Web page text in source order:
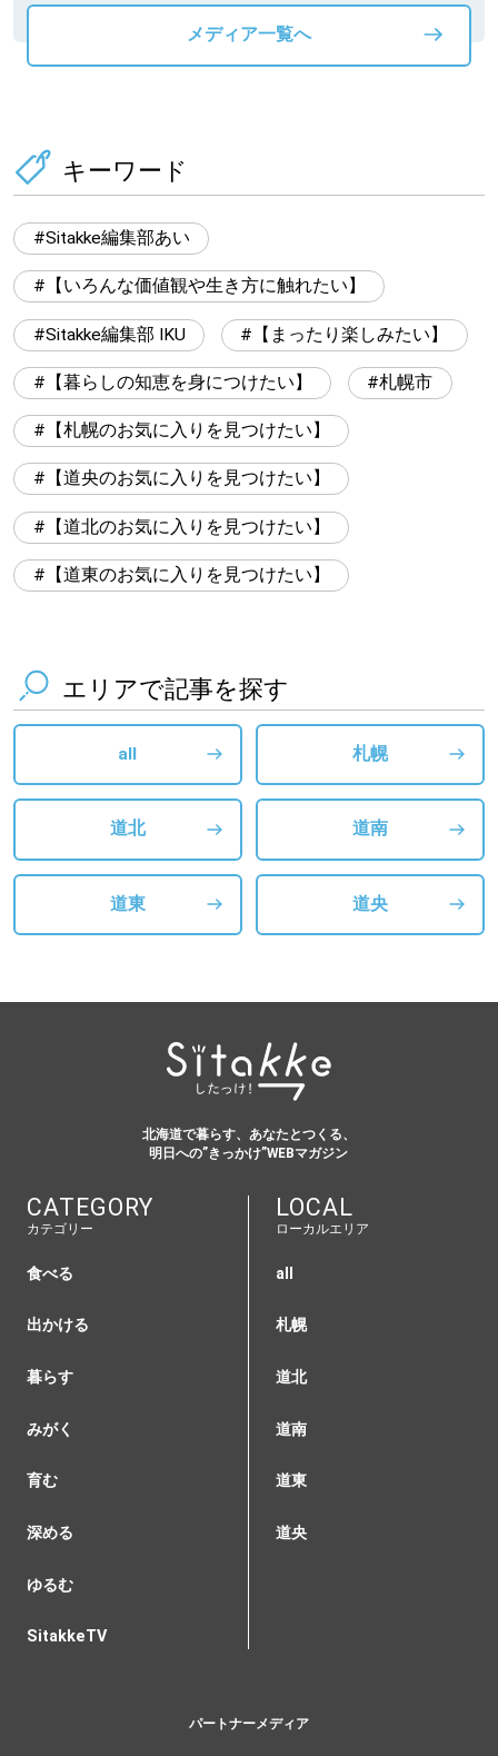
メディア一覧へ
キーワード
Sitakke編集部あい
【いろんな価値観や生き方に触れたい】
Sitakke編集部 IKU 【まったり楽しみたい】
【暮らしの知恵を身につけたい】 札幌市
【札幌のお気に入りを見つけたい】
【道央のお気に入りを見つけたい】
【道北のお気に入りを見つけたい】
【道東のお気に入りを見つけたい】
エリアで記事を探す
all 札幌
道北 道南
道東 道央
北海道で暮らす、あなたとつくる、
明日への”きっかけ”WEBマガジン
CATEGORY
カテゴリー
食べる
出かける
暮らす
みがく
育む
深める
ゆるむ
SitakkeTV
LOCAL
ローカルエリア
all
札幌
道北
道南
道東
道央
パートナーメディア